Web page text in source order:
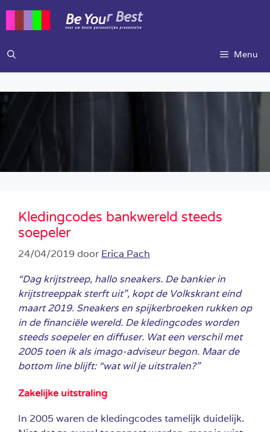
inhoud
Menu
Kledingcodes bankwereld steeds
soepeler
24/04/2019 door Erica Pach
“Dag krijtstreep, hallo sneakers. De bankier in
krijtstreeppak sterft uit”, kopt de Volkskrant eind
maart 2019. Sneakers en spijkerbroeken rukken op
in de financiële wereld. De kledingcodes worden
steeds soepeler en diffuser. Wat een verschil met
2005 toen ik als imago-adviseur begon. Maar de
bottom line blijft: “wat wil je uitstralen?”
Zakelijke uitstraling
In 2005 waren de kledingcodes tamelijk duidelijk.